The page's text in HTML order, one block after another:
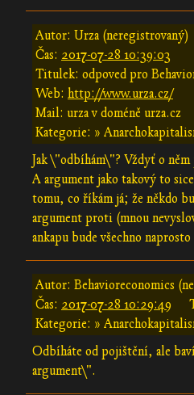
Autor: Urza (neregistrovaný)
Čas: 2017-07-28 10:39:03
Titulek: odpoved pro
Web: http://www.urza.cz/
Mail: urza v doméně urza.cz
Kategorie: »
Jak \"odbíhám\"? Vždyť o něm
A argument jako takový to
tomu, co říkám já; že někdo
argument proti (mnou
ankapu bude všechno
Autor: Behavioreconomics
Čas: 2017-07-28 10:29:49
Kategorie: »
Odbíháte od pojištění, ale
argument\".